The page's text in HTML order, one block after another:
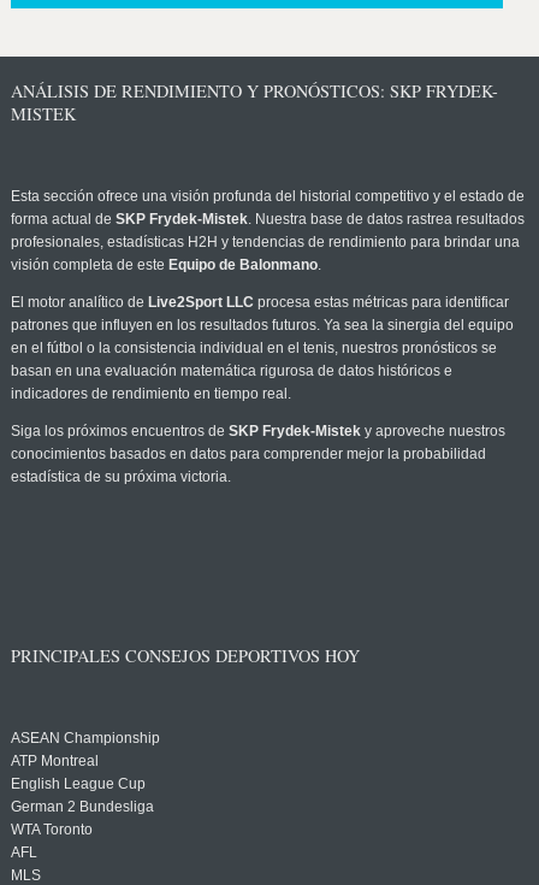
ANÁLISIS DE RENDIMIENTO Y PRONÓSTICOS: SKP FRYDEK-
MISTEK
Esta sección ofrece una visión profunda del historial competitivo y el estado de
forma actual de SKP Frydek-Mistek. Nuestra base de datos rastrea resultados
profesionales, estadísticas H2H y tendencias de rendimiento para brindar una
visión completa de este Equipo de Balonmano.
El motor analítico de Live2Sport LLC procesa estas métricas para identificar
patrones que influyen en los resultados futuros. Ya sea la sinergia del equipo
en el fútbol o la consistencia individual en el tenis, nuestros pronósticos se
basan en una evaluación matemática rigurosa de datos históricos e
indicadores de rendimiento en tiempo real.
Siga los próximos encuentros de SKP Frydek-Misteky aproveche nuestros
conocimientos basados en datos para comprender mejor la probabilidad
estadística de su próxima victoria.
PRINCIPALES CONSEJOS DEPORTIVOS HOY
ASEAN Championship
ATP Montreal
English League Cup
German 2 Bundesliga
WTA Toronto
AFL
MLS